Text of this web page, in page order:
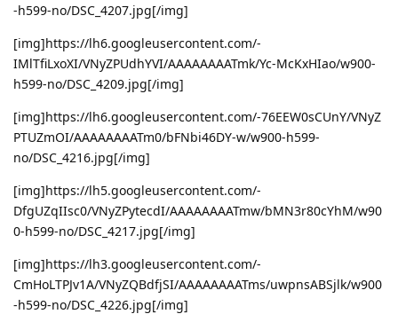
-h599-no/DSC_4207.jpg[/img]
[img]https://lh6.googleusercontent.com/-
IMlTfiLxoXI/VNyZPUdhYVI/AAAAAAAATmk/Yc-McKxHIao/w900-
h599-no/DSC_4209.jpg[/img]
[img]https://lh6.googleusercontent.com/-76EEW0sCUnY/VNyZ
PTUZmOI/AAAAAAAATm0/bFNbi46DY-w/w900-h599-
no/DSC_4216.jpg[/img]
[img]https://lh5.googleusercontent.com/-
DfgUZqIIsc0/VNyZPytecdI/AAAAAAAATmw/bMN3r80cYhM/w90
0-h599-no/DSC_4217.jpg[/img]
[img]https://lh3.googleusercontent.com/-
CmHoLTPJv1A/VNyZQBdfjSI/AAAAAAAATms/uwpnsABSjlk/w900
-h599-no/DSC_4226.jpg[/img]